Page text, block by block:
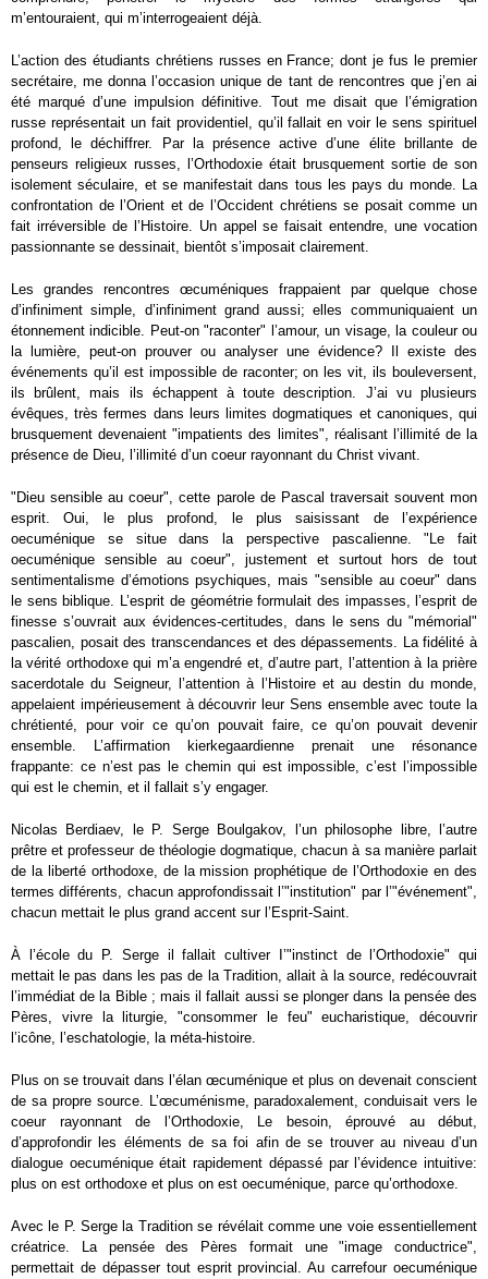
m’entouraient, qui m’interrogeaient déjà.
L’action des étudiants chrétiens russes en France; dont je fus le premier
secrétaire, me donna l’occasion unique de tant de rencontres que j’en ai
été marqué d’une impulsion définitive. Tout me disait que l’émigration
russe représentait un fait providentiel, qu’il fallait en voir le sens spirituel
profond, le déchiffrer. Par la présence active d’une élite brillante de
penseurs religieux russes, l’Orthodoxie était brusquement sortie de son
isolement séculaire, et se manifestait dans tous les pays du monde. La
confrontation de l’Orient et de l’Occident chrétiens se posait comme un
fait irréversible de l’Histoire. Un appel se faisait entendre, une vocation
passionnante se dessinait, bientôt s’imposait clairement.
Les grandes rencontres œcuméniques frappaient par quelque chose
d’infiniment simple, d’infiniment grand aussi; elles communiquaient un
étonnement indicible. Peut-on "raconter" l’amour, un visage, la couleur ou
la lumière, peut-on prouver ou analyser une évidence? Il existe des
événements qu’il est impossible de raconter; on les vit, ils bouleversent,
ils brûlent, mais ils échappent à toute description. J’ai vu plusieurs
évêques, très fermes dans leurs limites dogmatiques et canoniques, qui
brusquement devenaient "impatients des limites", réalisant l’illimité de la
présence de Dieu, l’illimité d’un coeur rayonnant du Christ vivant.
"Dieu sensible au coeur", cette parole de Pascal traversait souvent mon
esprit. Oui, le plus profond, le plus saisissant de l’expérience
oecuménique se situe dans la perspective pascalienne. "Le fait
oecuménique sensible au coeur", justement et surtout hors de tout
sentimentalisme d’émotions psychiques, mais "sensible au coeur" dans
le sens biblique. L’esprit de géométrie formulait des impasses, l’esprit de
finesse s’ouvrait aux évidences-certitudes, dans le sens du "mémorial"
pascalien, posait des transcendances et des dépassements. La fidélité à
la vérité orthodoxe qui m’a engendré et, d’autre part, l’attention à la prière
sacerdotale du Seigneur, l’attention à l’Histoire et au destin du monde,
appelaient impérieusement à découvrir leur Sens ensemble avec toute la
chrétienté, pour voir ce qu’on pouvait faire, ce qu’on pouvait devenir
ensemble. L’affirmation kierkegaardienne prenait une résonance
frappante: ce n’est pas le chemin qui est impossible, c’est l’impossible
qui est le chemin, et il fallait s’y engager.
Nicolas Berdiaev, le P. Serge Boulgakov, l’un philosophe libre, l’autre
prêtre et professeur de théologie dogmatique, chacun à sa manière parlait
de la liberté orthodoxe, de la mission prophétique de l’Orthodoxie en des
termes différents, chacun approfondissait l’"institution" par l’"événement",
chacun mettait le plus grand accent sur l’Esprit-Saint.
À l’école du P. Serge il fallait cultiver I’"instinct de l’Orthodoxie" qui
mettait le pas dans les pas de la Tradition, allait à la source, redécouvrait
l’immédiat de la Bible ; mais il fallait aussi se plonger dans la pensée des
Pères, vivre la liturgie, "consommer le feu" eucharistique, découvrir
l’icône, l’eschatologie, la méta-histoire.
Plus on se trouvait dans l’élan œcuménique et plus on devenait conscient
de sa propre source. L’œcuménisme, paradoxalement, conduisait vers le
coeur rayonnant de l’Orthodoxie, Le besoin, éprouvé au début,
d’approfondir les éléments de sa foi afin de se trouver au niveau d’un
dialogue oecuménique était rapidement dépassé par l’évidence intuitive:
plus on est orthodoxe et plus on est oecuménique, parce qu’orthodoxe.
Avec le P. Serge la Tradition se révélait comme une voie essentiellement
créatrice. La pensée des Pères formait une "image conductrice",
permettait de dépasser tout esprit provincial. Au carrefour oecuménique